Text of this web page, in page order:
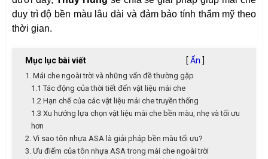
duy trì độ bền màu lâu dài và đảm bảo tính thẩm mỹ theo
thời gian.
Mục lục bài viết [ Ẩn ]
1. Mái che ngoài trời và những vấn đề thường gặp
1.1 Tác động của thời tiết đến vật liệu mái che
1.2 Hạn chế của các vật liệu mái che truyền thống
1.3 Xu hướng lựa chọn vật liệu mái che bền màu, nhẹ và tối ưu
hơn
2. Vì sao tôn nhựa ASA là giải pháp bền màu tối ưu?
3. Ưu điểm của tôn nhựa ASA trong mái che ngoài trời